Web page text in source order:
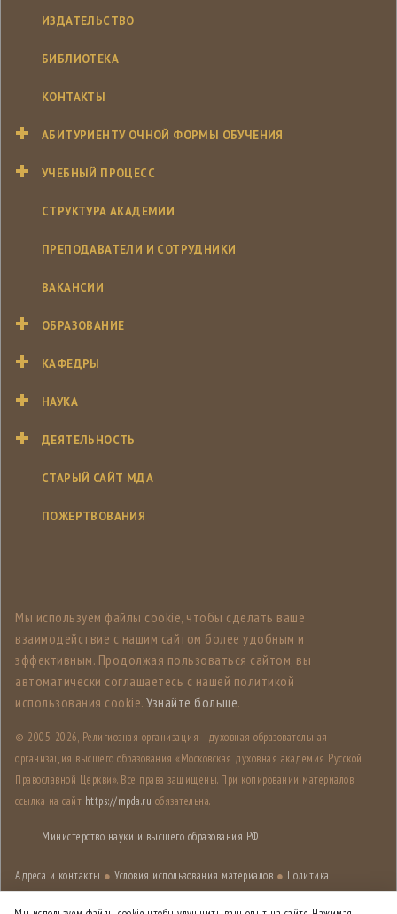
ИЗДАТЕЛЬСТВО
БИБЛИОТЕКА
КОНТАКТЫ
АБИТУРИЕНТУ ОЧНОЙ ФОРМЫ ОБУЧЕНИЯ
УЧЕБНЫЙ ПРОЦЕСС
СТРУКТУРА АКАДЕМИИ
ПРЕПОДАВАТЕЛИ И СОТРУДНИКИ
ВАКАНСИИ
ОБРАЗОВАНИЕ
КАФЕДРЫ
НАУКА
ДЕЯТЕЛЬНОСТЬ
СТАРЫЙ САЙТ МДА
ПОЖЕРТВОВАНИЯ
Мы используем файлы cookie, чтобы сделать ваше
взаимодействие с нашим сайтом более удобным и
эффективным. Продолжая пользоваться сайтом, вы
автоматически соглашаетесь с нашей политикой
использования cookie. Узнайте больше.
© 2005-2026, Религиозная организация - духовная образовательная
организация высшего образования «Московская духовная академия Русской
Православной Церкви». Все права защищены. При копировании материалов
ссылка на сайт https://mpda.ru обязательна.
Министерство науки и высшего образования РФ
Адреса и контакты ● Условия использования материалов ● Политика
конфиденциальности●Карта сайта